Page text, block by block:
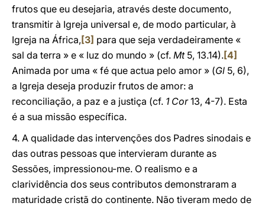
frutos que eu desejaria, através deste documento,
transmitir à Igreja universal e, de modo particular, à
Igreja na África, [3] para que seja verdadeiramente «
sal da terra » e « luz do mundo » (cf. Mt5, 13.14).[4]
Animada por uma « fé que actua pelo amor » (Gl 5, 6),
a Igreja deseja produzir frutos de amor: a
reconciliação, a paz e a justiça (cf. 1 Cor13, 4-7). Esta
é a sua missão específica.
4. A qualidade das intervenções dos Padres sinodais e
das outras pessoas que intervieram durante as
Sessões, impressionou-me. O realismo e a
clarividência dos seus contributos demonstraram a
maturidade cristã do continente. Não tiveram medo de